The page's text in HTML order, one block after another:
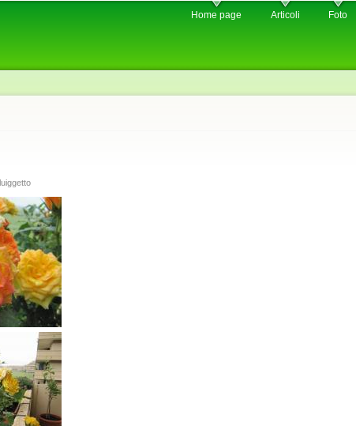
Home page Articoli Foto
luiggetto